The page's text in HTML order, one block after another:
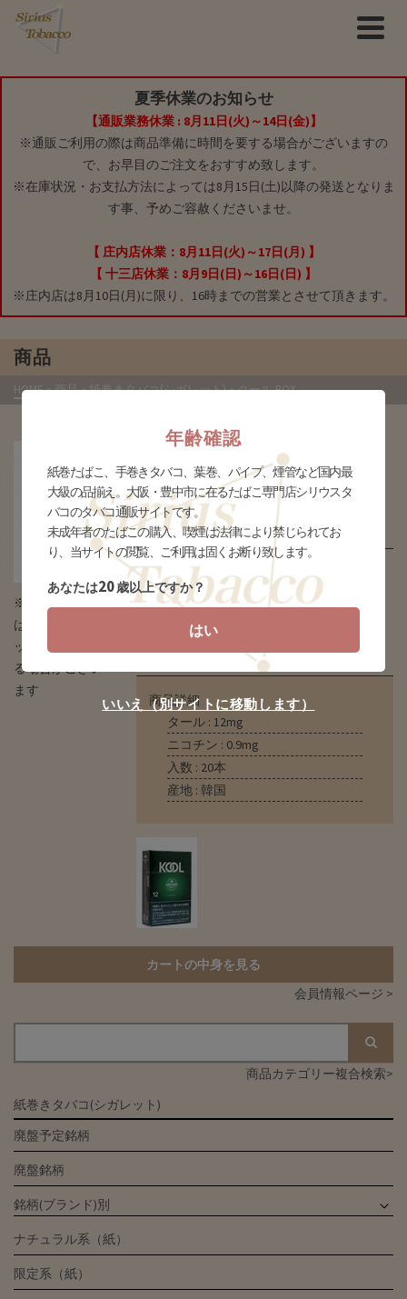
夏季休業のお知らせ
【通販業務休業 : 8月11日(火)～14日(金)】
※通販ご利用の際は商品準備に時間を要する場合がございますの
で、お早目のご注文をおすすめ致します。
※在庫状況・お支払方法によっては8月15日(土)以降の発送となりま
す事、予めご容赦くださいませ。
【 庄内店休業：8月11日(火)～17日(月) 】
【 十三店休業：8月9日(日)～16日(日) 】
※庄内店は8月10日(月)に限り、16時までの営業とさせて頂きます。
商品
HOME»商品»紙巻きタバコ(シガレット)»クール BOX
※タバコの場合
はデザインとパ
ッケージが異な
る場合がござい
ます
クール BOX (tkm-kool12b)
販売価格
¥580(税込)
個数 個
商品詳細
タール : 12mg
ニコチン : 0.9mg
入数 : 20本
産地 : 韓国
カートの中身を見る
会員情報ページ >
商品カテゴリー複合検索>
紙巻きタバコ(シガレット)
廃盤予定銘柄
廃盤銘柄
銘柄(ブランド)別
ナチュラル系（紙）
限定系（紙）
年齢確認
紙巻たばこ、手巻きタバコ、葉巻、パイプ、煙管など国内最
大級の品揃え。大阪・豊中市に在るたばこ専門店シリウスタ
バコのタバコ通販サイトです。
未成年者のたばこの購入、喫煙は法律により禁じられてお
り、当サイトの閲覧、ご利用は固くお断り致します。
あなたは20歳以上ですか？
はい
いいえ（別サイトに移動します）